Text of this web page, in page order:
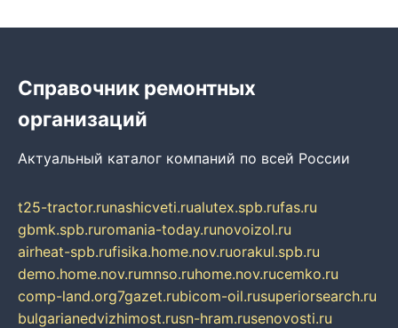
Справочник ремонтных
организаций
Актуальный каталог компаний по всей России
t25-tractor.runashicveti.rualutex.spb.rufas.ru
gbmk.spb.ruromania-today.runovoizol.ru
airheat-spb.rufisika.home.nov.ruorakul.spb.ru
demo.home.nov.rumnso.ruhome.nov.rucemko.ru
comp-land.org7gazet.rubicom-oil.rusuperiorsearch.ru
bulgarianedvizhimost.rusn-hram.rusenovosti.ru